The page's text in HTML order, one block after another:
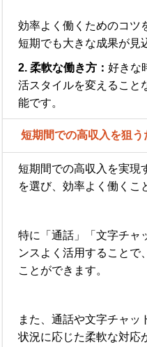
効率よく働くためのコツ
短期でも大きな成果が見
2. 柔軟な働き方：好きな
活スタイルを変えること
能です。
短期間での高収入を狙う
短期間での高収入を実現
を選び、効率よく働くこ
特に「通話」「文字チャ
ンスよく活用することで
ことができます。
また、通話や文字チャッ
状況に応じた柔軟な対応